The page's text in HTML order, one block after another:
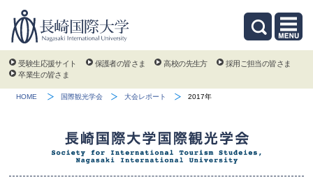
受験生応援サイト 保護者の皆さま 高校の先生方
採用ご担当の皆さま
卒業生の皆さま
HOME 国際観光学会 大会レポート 2017年